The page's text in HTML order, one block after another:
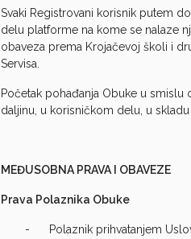
Svaki Registrovani korisnik putem
delu platforme na kome se nalaze
obaveza prema Krojačevoj školi i
Servisa.
Početak pohađanja Obuke u
daljinu, u korisničkom delu, u
MEĐUSOBNA PRAVA I OBAVEZE
Prava Polaznika Obuke
Polaznik prihvatanjem